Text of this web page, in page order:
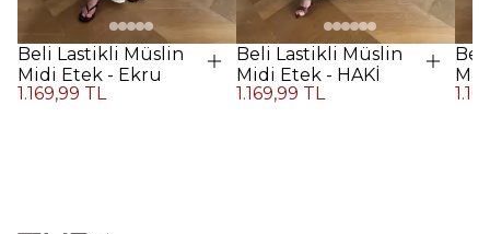
Beli Lastikli Müslin
Midi Etek - Ekru
1.169,99 TL
Beli Lastikli Müslin
Midi Etek - HAKİ
1.169,99 TL